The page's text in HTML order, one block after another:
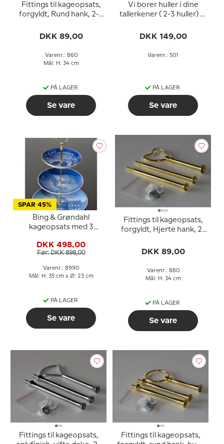
Fittings til kageopsats,
forgyldt, Rund hank, 2-3
DKK 89,00
Varenr.: 860
Mål: H: 34 cm
PÅ LAGER
Se vare
Vi borer huller i dine
tallerkener ( 2-3 huller) til
DKK 149,00
Varenr.: 501
PÅ LAGER
Se vare
SPAR 45%
Bing & Grøndahl
kageopsats med 3
DKK 498,00
Før: DKK 898,00
Varenr.: 8990
Mål: H: 35 cm x Ø: 23 cm
PÅ LAGER
Se vare
Fittings til kageopsats,
forgyldt, Hjerte hank, 2-
DKK 89,00
Varenr.: 880
Mål: H: 34 cm
PÅ LAGER
Se vare
Fittings til kageopsats,
Fittings til kageopsats,